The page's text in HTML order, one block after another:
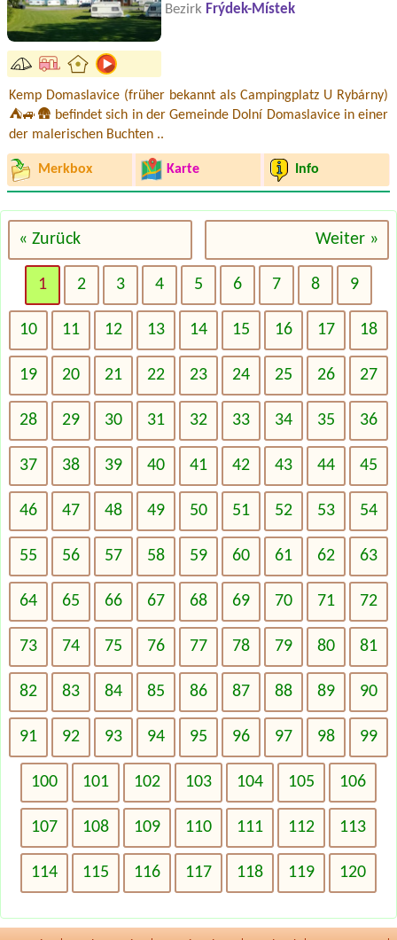
Bezirk Frýdek-Místek
Kemp Domaslavice (früher bekannt als Campingplatz U Rybárny)
⛺🚙🛖 befindet sich in der Gemeinde Dolní Domaslavice in einer
der malerischen Buchten ..
Merkbox Karte Info
« Zurück Weiter »
1 2 3 4 5 6 7 8 9
10 11 12 13 14 15 16 17 18
19 20 21 22 23 24 25 26 27
28 29 30 31 32 33 34 35 36
37 38 39 40 41 42 43 44 45
46 47 48 49 50 51 52 53 54
55 56 57 58 59 60 61 62 63
64 65 66 67 68 69 70 71 72
73 74 75 76 77 78 79 80 81
82 83 84 85 86 87 88 89 90
91 92 93 94 95 96 97 98 99
100 101 102 103 104 105 106
107 108 109 110 111 112 113
114 115 116 117 118 119 120